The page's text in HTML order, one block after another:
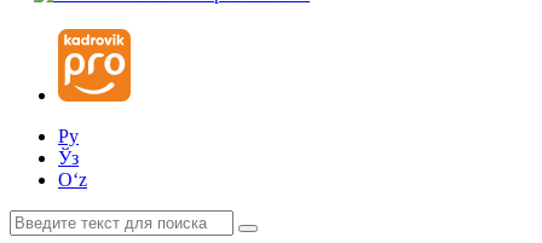
Ру
Ўз
Oʻz